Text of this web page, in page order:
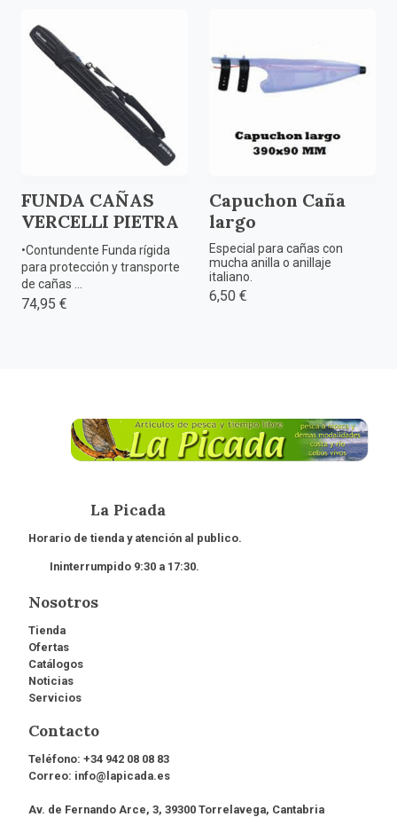
FUNDA CAÑAS
VERCELLI PIETRA
•Contundente Funda rígida
para protección y transporte
de cañas ...
74,95 €
Capuchon Caña
largo
Especial para cañas con
mucha anilla o anillaje
italiano.
6,50 €
La Picada
Horario de tienda y atención al publico.
Ininterrumpido 9:30 a 17:30.
Nosotros
Tienda
Ofertas
Catálogos
Noticias
Servicios
Contacto
Teléfono: +34 942 08 08 83
Correo: info@lapicada.es
Av. de Fernando Arce, 3, 39300 Torrelavega, Cantabria